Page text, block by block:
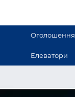
Оголошення
Елеватори